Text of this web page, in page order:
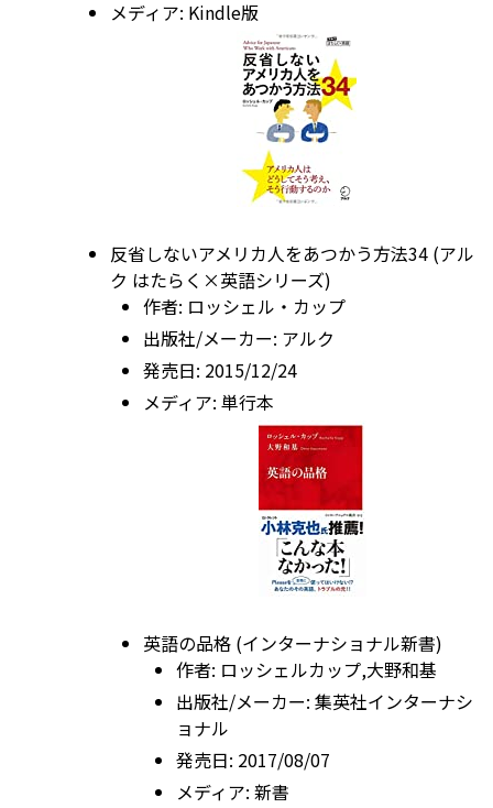
メディア: Kindle版
反省しないアメリカ人をあつかう方法34 (アル
ク はたらく×英語シリーズ)
作者: ロッシェル・カップ
出版社/メーカー: アルク
発売日: 2015/12/24
メディア: 単行本
英語の品格 (インターナショナル新書)
作者: ロッシェルカップ,大野和基
出版社/メーカー: 集英社インターナシ
ョナル
発売日: 2017/08/07
メディア: 新書